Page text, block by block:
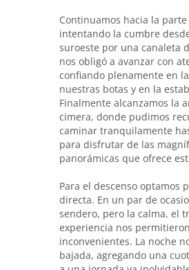
Continuamos hacia la
intentando la cumbre
suroeste por una canaleta
nos obligó a avanzar con
confiando plenamente en
nuestras botas y en la
Finalmente alcanzamos la
cimera, donde pudimos
caminar tranquilamente
para disfrutar de las
panorámicas que ofrece
Para el descenso optamos
directa. En un par de
sendero, pero la calma, el
experiencia nos
inconvenientes. La noche
bajada, agregando una